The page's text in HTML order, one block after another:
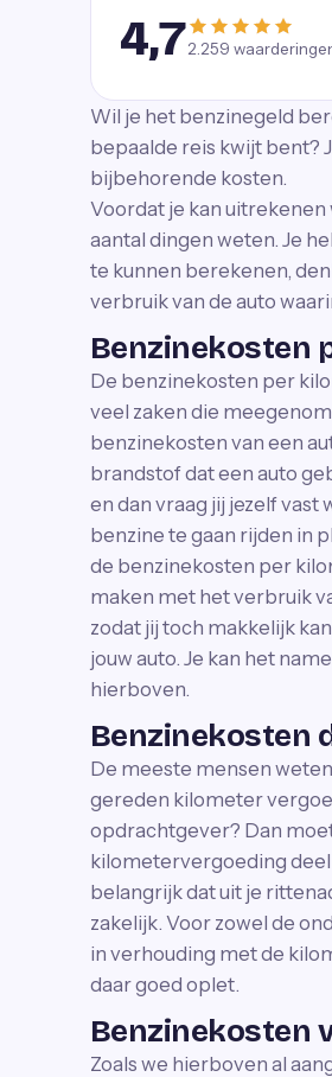
4,72.259
Wil je het benzinegeld
bepaalde reis kwijt bent?
bijbehorende kosten.
Voordat je kan uitrekenen
aantal dingen weten. Je
te kunnen berekenen,
verbruik van de auto
Benzinekosten
De benzinekosten per
veel zaken die
benzinekosten van een
brandstof dat een auto
en dan vraag jij jezelf
benzine te gaan rijden in
de benzinekosten per
maken met het verbruik
zodat jij toch makkelijk
jouw auto. Je kan het
hierboven.
Benzinekosten
De meeste mensen
gereden kilometer
opdrachtgever? Dan
kilometervergoeding deel
belangrijk dat uit je
zakelijk. Voor zowel de
in verhouding met de
daar goed oplet.
Benzinekosten
Zoals we hierboven al